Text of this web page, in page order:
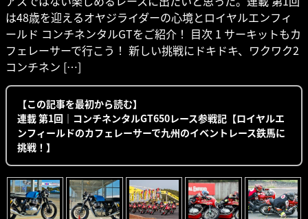
は48歳を迎えるオヤジライダーの心境とロイヤルエンフィ
ールド コンチネンタルGTをご紹介！ 目次 1 サーキットもカ
フェレーサーで行こう！ 新しい挑戦にドキドキ、ワクワク2
コンチネン […]
【この記事を最初から読む】
連載 第1回｜コンチネンタルGT650レース参戦記【ロイヤルエ
ンフィールドのカフェレーサーで九州のイベントレース鉄馬に
挑戦！】